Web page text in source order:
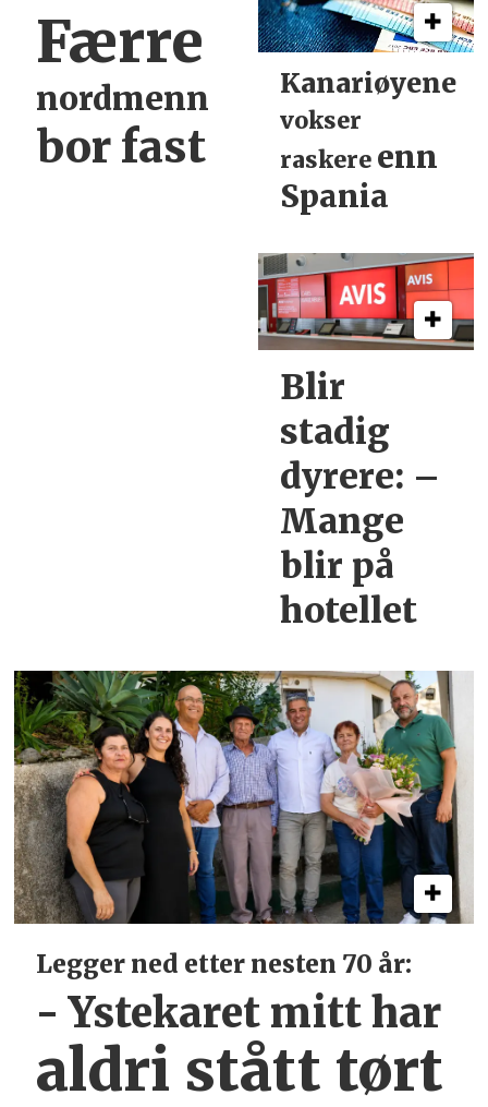
Færre
nordmenn
bor fast
Kanariøyene
vokser
raskere enn
Spania
Blir
stadig
dyrere: –
Mange
blir på
hotellet
Legger ned etter nesten 70 år:
- Ystekaret mitt har
aldri stått tørt